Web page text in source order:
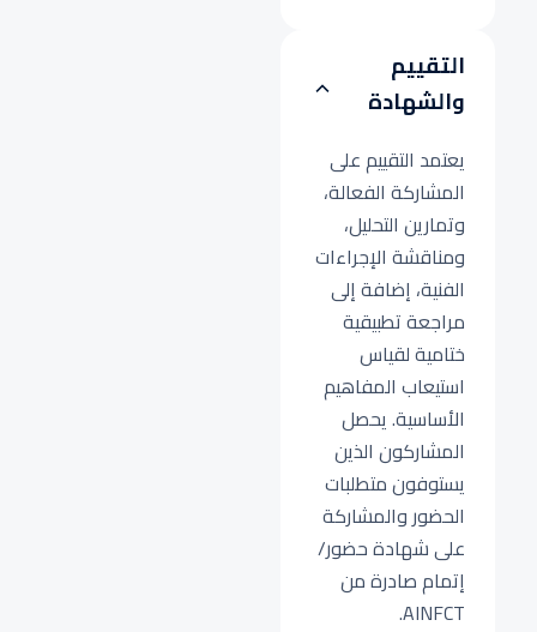
التقييم
والشهادة
يعتمد التقييم على
المشاركة الفعالة،
وتمارين التحليل،
ومناقشة الإجراءات
الفنية، إضافة إلى
مراجعة تطبيقية
ختامية لقياس
استيعاب المفاهيم
الأساسية. يحصل
المشاركون الذين
يستوفون متطلبات
الحضور والمشاركة
على شهادة حضور/
إتمام صادرة من
AINFCT.